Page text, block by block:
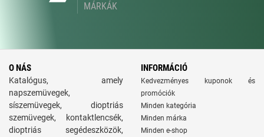
MÁRKÁK
O NÁS
Katalógus, amely
napszemüvegek,
síszemüvegek, dioptriás
szemüvegek, kontaktlencsék,
dioptriás segédeszközök,
INFORMÁCIÓ
Kedvezményes kuponok és
promóciók
Minden kategória
Minden márka
Minden e-shop